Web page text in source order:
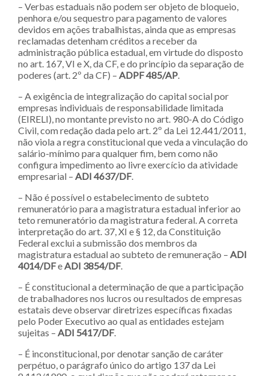
– Verbas estaduais não podem ser objeto de bloqueio,
penhora e/ou sequestro para pagamento de valores
devidos em ações trabalhistas, ainda que as empresas
reclamadas detenham créditos a receber da
administração pública estadual, em virtude do disposto
no art. 167, VI e X, da CF, e do princípio da separação de
poderes (art. 2º da CF) – ADPF 485/AP.
– A exigência de integralização do capital social por
empresas individuais de responsabilidade limitada
(EIRELI), no montante previsto no art. 980-A do Código
Civil, com redação dada pelo art. 2º da Lei 12.441/2011,
não viola a regra constitucional que veda a vinculação do
salário-mínimo para qualquer fim, bem como não
configura impedimento ao livre exercício da atividade
empresarial – ADI 4637/DF.
– Não é possível o estabelecimento de subteto
remuneratório para a magistratura estadual inferior ao
teto remuneratório da magistratura federal. A correta
interpretação do art. 37, XI e § 12, da Constituição
Federal exclui a submissão dos membros da
magistratura estadual ao subteto de remuneração – ADI
4014/DFeADI 3854/DF.
– É constitucional a determinação de que a participação
de trabalhadores nos lucros ou resultados de empresas
estatais deve observar diretrizes específicas fixadas
pelo Poder Executivo ao qual as entidades estejam
sujeitas – ADI 5417/DF.
– É inconstitucional, por denotar sanção de caráter
perpétuo, o parágrafo único do artigo 137 da Lei